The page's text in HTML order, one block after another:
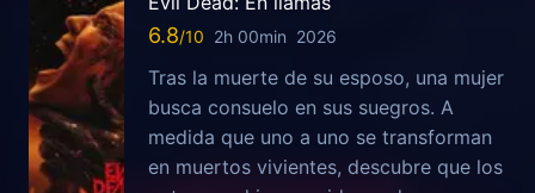
6.8 2h 00min 2026
Tras la muerte de su esposo, una mujer
busca consuelo en sus suegros. A
medida que uno a uno se transforman
en muertos vivientes, descubre que los